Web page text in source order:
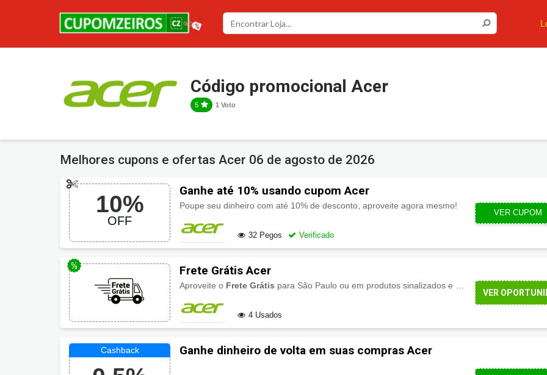
Código promocional Acer
5 1 Voto
Melhores cupons e ofertas Acer 06 de agosto de 2026
10%
OFF
Ganhe até 10% usando cupom Acer
Poupe seu dinheiro com até 10% de desconto, aproveite agora mesmo!
32 Pegos Verificado
VER CUPOM
Frete Grátis Acer
Aproveite o Frete Grátis para São Paulo ou em produtos sinalizados e datas sazonais informada pela Acer!
4 Usados
VER
Ganhe dinheiro de volta em suas compras Acer